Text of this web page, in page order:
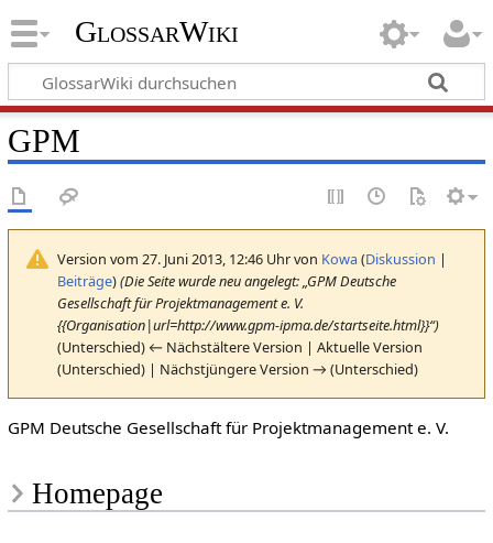
GlossarWiki
GPM
Version vom 27. Juni 2013, 12:46 Uhr von Kowa(Diskussion |
Beiträge)(Die Seite wurde neu angelegt: „GPM Deutsche
Gesellschaft für Projektmanagement e. V.
{{Organisation|url=http://www.gpm-ipma.de/startseite.html}}“)
(Unterschied) ← Nächstältere Version | Aktuelle Version
(Unterschied) | Nächstjüngere Version → (Unterschied)
GPM Deutsche Gesellschaft für Projektmanagement e. V.
Homepage